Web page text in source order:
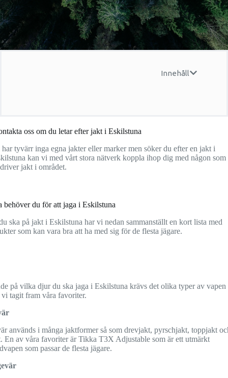
Innehåll
oss om du letar efter jakt i Eskilstuna
tyvärr inga egna jakter eller marker men söker du efter en jakt i
kan vi med vårt stora nätverk koppla ihop dig med någon som
jakt i området.
behöver du för att jaga i Eskilstuna
ska på jakt i Eskilstuna har vi nedan sammanställt en kort lista med
som kan vara bra att ha med sig för de flesta jägare.
på vilka djur du ska jaga i Eskilstuna krävs det olika typer av vapen
vi tagit fram våra favoriter.
används i många jaktformer så som drevjakt, pyrschjakt, toppjakt
En av våra favoriter är Tikka T3X Adjustable som är ett utmärkt
som passar de flesta jägare.